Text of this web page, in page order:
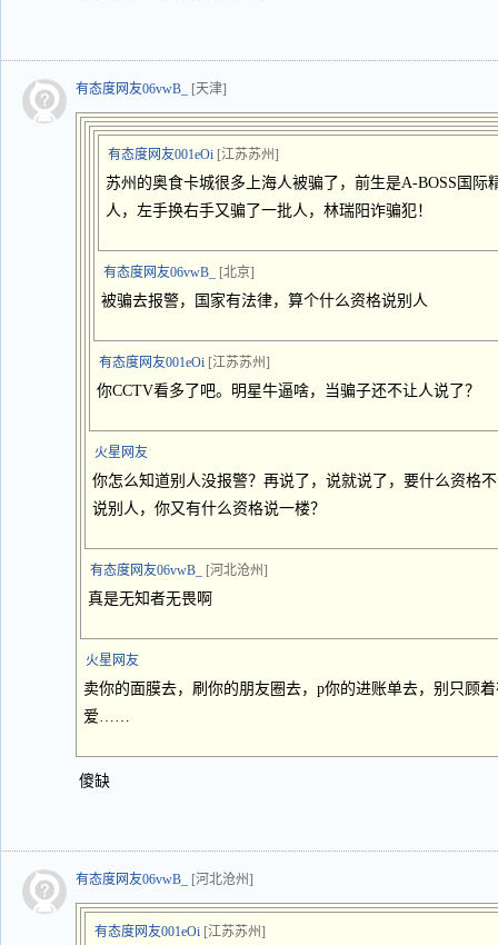
有态度网友06vwB_ [天津]
有态度网友001eOi [江苏苏州]
苏州的奥食卡城很多上海人被骗了，前生是A-BOSS国际
人，左手换右手又骗了一批人，林瑞阳诈骗犯！
有态度网友06vwB_ [北京]
被骗去报警，国家有法律，算个什么资格说别人
有态度网友001eOi [江苏苏州]
你CCTV看多了吧。明星牛逼啥，当骗子还不让人说了？
火星网友
你怎么知道别人没报警？再说了，说就说了，要什么资格
说别人，你又有什么资格说一楼？
有态度网友06vwB_ [河北沧州]
真是无知者无畏啊
火星网友
卖你的面膜去，刷你的朋友圈去，p你的进账单去，别只顾
爱……
傻缺
有态度网友06vwB_ [河北沧州]
有态度网友001eOi [江苏苏州]